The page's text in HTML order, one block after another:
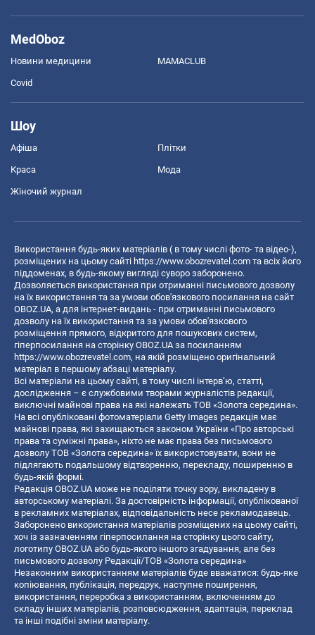
MedOboz
Новини медицини MAMACLUB
Covid
Шоу
Афіша Плітки
Краса Мода
Жіночий журнал
Використання будь-яких матеріалів ( в тому числі фото- та відео-),
розміщених на цьому сайті https://www.obozrevatel.com та всіх його
піддоменах, в будь-якому вигляді суворо заборонено.
Дозволяється використання при отриманні письмового дозволу
на їх використання та за умови обов'язкового посилання на сайт
OBOZ.UA, а для інтернет-видань - при отриманні письмового
дозволу на їх використання та за умови обов'язкового
розміщення прямого, відкритого для пошукових систем,
гіперпосилання на сторінку OBOZ.UA за посиланням
https://www.obozrevatel.com, на якій розміщено оригінальний
матеріал в першому абзаці матеріалу.
Всі матеріали на цьому сайті, в тому числі інтерв’ю, статті,
дослідження – є службовими творами журналістів редакції,
виключні майнові права на які належать ТОВ «Золота середина».
На всі опубліковані фотоматеріали Getty Images редакція має
майнові права, які захищаються законом України «Про авторські
права та суміжні права», ніхто не має права без письмового
дозволу ТОВ «Золота середина» їх використовувати, вони не
підлягають подальшому відтворенню, перекладу, поширенню в
будь-якій формі.
Редакція OBOZ.UA може не поділяти точку зору, викладену в
авторському матеріалі. За достовірність інформації, опублікованої
в рекламних матеріалах, відповідальність несе рекламодавець.
Заборонено використання матеріалів розміщених на цьому сайті,
хоч із зазначенням гіперпосилання на сторінку цього сайту,
логотипу OBOZ.UA або будь-якого іншого згадування, але без
письмового дозволу Редакції/ТОВ «Золота середина»
Незаконним використанням матеріалів буде вважатися: будь-яке
копiювання, публiкацiя, передрук, наступне поширення,
використання, переробка з використанням, включенням до
складу інших матеріалів, розповсюдження, адаптація, переклад
та інші подібні зміни матеріалу.